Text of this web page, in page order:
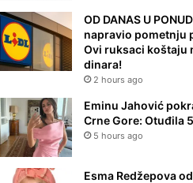
OD DANAS U
napravio pometnju
Ovi ruksaci koštaju
dinara!
2 hours ago
Eminu Jahović
Crne Gore: Otuđila
5 hours ago
Esma Redžepova